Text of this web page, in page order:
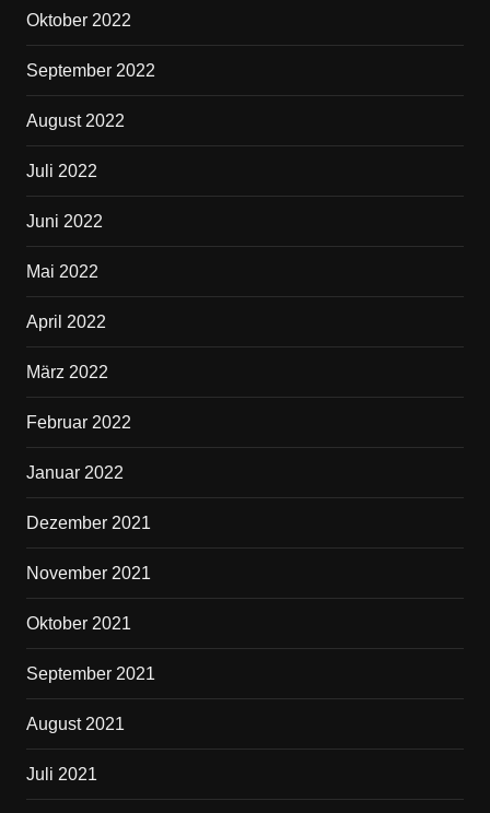
Oktober 2022
September 2022
August 2022
Juli 2022
Juni 2022
Mai 2022
April 2022
März 2022
Februar 2022
Januar 2022
Dezember 2021
November 2021
Oktober 2021
September 2021
August 2021
Juli 2021